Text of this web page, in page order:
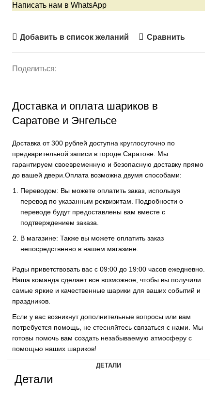
Написать нам в WhatsApp
Добавить в список желаний Сравнить
Поделиться:
Доставка и оплата шариков в
Саратове и Энгельсе
Доставка от 300 рублей доступна круглосуточно по
предварительной записи в городе Саратове. Мы
гарантируем своевременную и безопасную доставку прямо
до вашей двери.Оплата возможна двумя способами:
Переводом: Вы можете оплатить заказ, используя
перевод по указанным реквизитам. Подробности о
переводе будут предоставлены вам вместе с
подтверждением заказа.
В магазине: Также вы можете оплатить заказ
непосредственно в нашем магазине.
Рады приветствовать вас с 09:00 до 19:00 часов ежедневно.
Наша команда сделает все возможное, чтобы вы получили
самые яркие и качественные шарики для ваших событий и
праздников.
Если у вас возникнут дополнительные вопросы или вам
потребуется помощь, не стесняйтесь связаться с нами. Мы
готовы помочь вам создать незабываемую атмосферу с
помощью наших шариков!
ДЕТАЛИ
Детали